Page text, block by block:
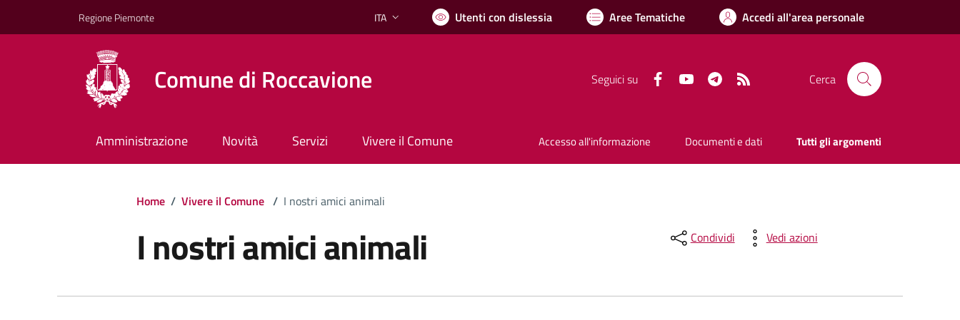
Regione Piemonte Lingua attiva:
ITA Utenti con dislessia Aree Tematiche Accedi all'area personale
Comune di Roccavione Seguici su FacebookYouTube Telegram Cerca
Amministrazione Novità Servizi Vivere il Comune Accesso all'informazione Documenti e dati Tutti gli argomenti
Home / Vivere il Comune / I nostri amici animali
I nostri amici animali Condividi Vedi azioni